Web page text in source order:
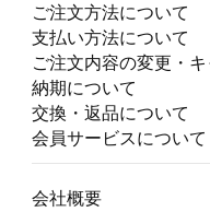
ご注文方法について
支払い方法について
ご注文内容の変更・
納期について
交換・返品について
会員サービスについて
会社概要